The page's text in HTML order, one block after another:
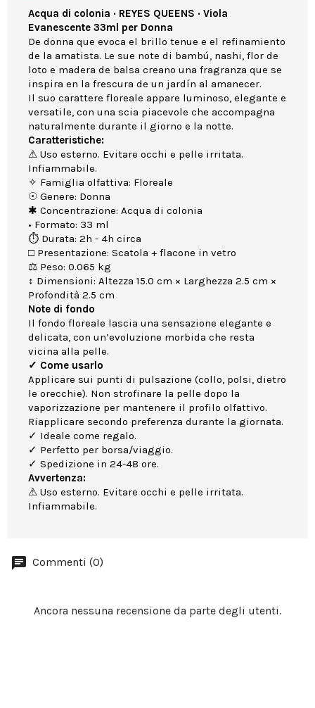
Acqua di colonia · REYES QUEENS · Viola
Evanescente 33ml per Donna
De donna que evoca el brillo tenue e el refinamiento
de la amatista. Le sue note di bambú, nashi, flor de
loto e madera de balsa creano una fragranza que se
inspira en la frescura de un jardín al amanecer.
Il suo carattere floreale appare luminoso, elegante e
versatile, con una scia piacevole che accompagna
naturalmente durante il giorno e la notte.
Caratteristiche:
⚠ Uso esterno. Evitare occhi e pelle irritata.
Infiammabile.
✧ Famiglia olfattiva: Floreale
☉ Genere: Donna
✱ Concentrazione: Acqua di colonia
• Formato: 33 ml
⏱ Durata: 2h - 4h circa
□ Presentazione: Scatola + flacone in vetro
⚖ Peso: 0.065 kg
↕ Dimensioni: Altezza 15.0 cm × Larghezza 2.5 cm ×
Profondità 2.5 cm
Note di fondo
Il fondo floreale lascia una sensazione elegante e
delicata, con un’evoluzione morbida che resta
vicina alla pelle.
✓ Come usarlo
Applicare sui punti di pulsazione (collo, polsi, dietro
le orecchie). Non strofinare la pelle dopo la
vaporizzazione per mantenere il profilo olfattivo.
Riapplicare secondo preferenza durante la giornata.
✓ Ideale come regalo.
✓ Perfetto per borsa/viaggio.
✓ Spedizione in 24-48 ore.
Avvertenza:
⚠ Uso esterno. Evitare occhi e pelle irritata.
Infiammabile.
Commenti (0)
Ancora nessuna recensione da parte degli utenti.